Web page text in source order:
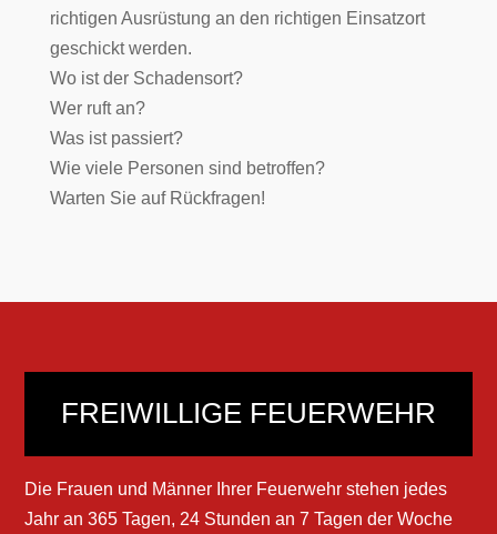
richtigen Ausrüstung an den richtigen Einsatzort
geschickt werden.
Wo ist der Schadensort?
Wer ruft an?
Was ist passiert?
Wie viele Personen sind betroffen?
Warten Sie auf Rückfragen!
FREIWILLIGE FEUERWEHR
Die Frauen und Männer Ihrer Feuerwehr stehen jedes
Jahr an 365 Tagen, 24 Stunden an 7 Tagen der Woche